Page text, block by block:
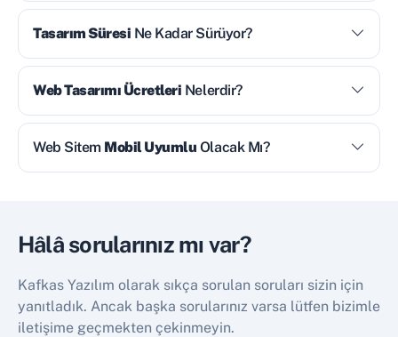
Tasarım Süresi Ne Kadar Sürüyor?
Web Tasarımı Ücretleri Nelerdir?
Web Sitem Mobil Uyumlu Olacak Mı?
Hâlâ sorularınız mı var?
Kafkas Yazılım olarak sıkça sorulan soruları sizin için
yanıtladık. Ancak başka sorularınız varsa lütfen bizimle
iletişime geçmekten çekinmeyin.